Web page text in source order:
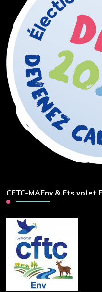
CFTC-MAEnv & Ets volet